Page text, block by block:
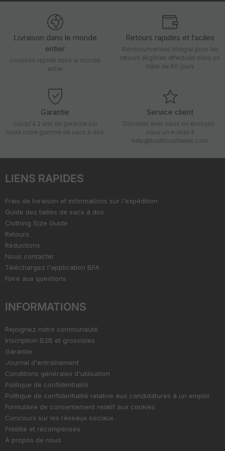
Livraison dans le monde
entier
Livraison rapide dans le monde
entier
Retours rapides et faciles
Remboursement intégral pour les
retours éligibles effectués dans un
délai de 60 jours
Garantie
Jusqu'à 2 ans de garantie sur
toute notre gamme de sacs à dos
Service client
Discutez avec nous ou envoyez-
nous un e-mail à
help@builtforathletes.com
LIENS RAPIDES
Frais de livraison et informations sur l'expédition
Guide des tailles de sacs à dos
Clothing Size Guide
Retours
Réductions
Nous contacter
Téléchargez l'application BFA
Foire aux questions
INFORMATIONS
Rejoignez notre communauté
Inscription B2B et grossistes
Garantie
Journal d'entraînement
Conditions générales d'utilisation
Politique de confidentialité
Politique de confidentialité relative aux candidatures à un emploi
Formulaire de consentement relatif aux cookies
Concours sur les réseaux sociaux
Fidélité et récompenses
À propos de nous